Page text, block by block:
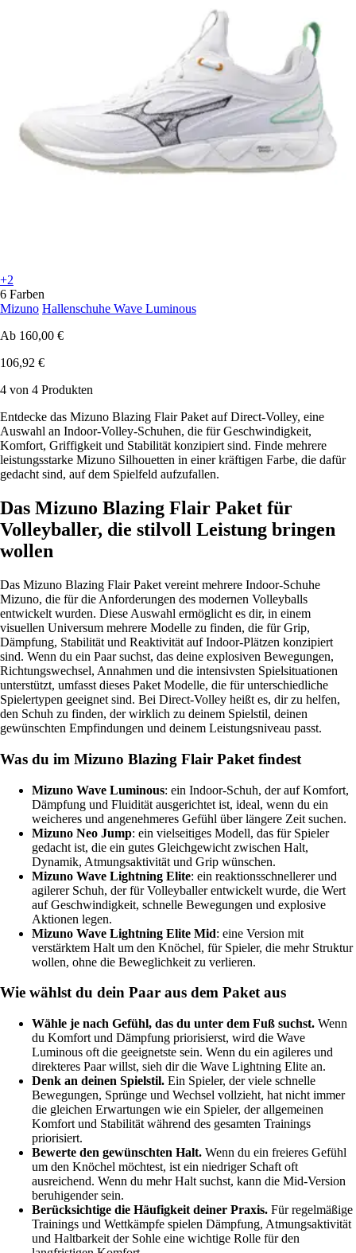
+2
6 Farben
Mizuno Hallenschuhe Wave Luminous
Ab 160,00 €
106,92 €
4 von 4 Produkten
Entdecke das Mizuno Blazing Flair Paket auf Direct-Volley, eine
Auswahl an Indoor-Volley-Schuhen, die für Geschwindigkeit,
Komfort, Griffigkeit und Stabilität konzipiert sind. Finde mehrere
leistungsstarke Mizuno Silhouetten in einer kräftigen Farbe, die dafür
gedacht sind, auf dem Spielfeld aufzufallen.
Das Mizuno Blazing Flair Paket für
Volleyballer, die stilvoll Leistung bringen
wollen
Das Mizuno Blazing Flair Paket vereint mehrere Indoor-Schuhe
Mizuno, die für die Anforderungen des modernen Volleyballs
entwickelt wurden. Diese Auswahl ermöglicht es dir, in einem
visuellen Universum mehrere Modelle zu finden, die für Grip,
Dämpfung, Stabilität und Reaktivität auf Indoor-Plätzen konzipiert
sind. Wenn du ein Paar suchst, das deine explosiven Bewegungen,
Richtungswechsel, Annahmen und die intensivsten Spielsituationen
unterstützt, umfasst dieses Paket Modelle, die für unterschiedliche
Spielertypen geeignet sind. Bei Direct-Volley heißt es, dir zu helfen,
den Schuh zu finden, der wirklich zu deinem Spielstil, deinen
gewünschten Empfindungen und deinem Leistungsniveau passt.
Was du im Mizuno Blazing Flair Paket findest
Mizuno Wave Luminous: ein Indoor-Schuh, der auf Komfort,
Dämpfung und Fluidität ausgerichtet ist, ideal, wenn du ein
weicheres und angenehmeres Gefühl über längere Zeit suchen.
Mizuno Neo Jump: ein vielseitiges Modell, das für Spieler
gedacht ist, die ein gutes Gleichgewicht zwischen Halt,
Dynamik, Atmungsaktivität und Grip wünschen.
Mizuno Wave Lightning Elite: ein reaktionsschnellerer und
agilerer Schuh, der für Volleyballer entwickelt wurde, die Wert
auf Geschwindigkeit, schnelle Bewegungen und explosive
Aktionen legen.
Mizuno Wave Lightning Elite Mid: eine Version mit
verstärktem Halt um den Knöchel, für Spieler, die mehr Struktur
wollen, ohne die Beweglichkeit zu verlieren.
Wie wählst du dein Paar aus dem Paket aus
Wähle je nach Gefühl, das du unter dem Fuß suchst. Wenn
du Komfort und Dämpfung priorisierst, wird die Wave
Luminous oft die geeignetste sein. Wenn du ein agileres und
direkteres Paar willst, sieh dir die Wave Lightning Elite an.
Denk an deinen Spielstil. Ein Spieler, der viele schnelle
Bewegungen, Sprünge und Wechsel vollzieht, hat nicht immer
die gleichen Erwartungen wie ein Spieler, der allgemeinen
Komfort und Stabilität während des gesamten Trainings
priorisiert.
Bewerte den gewünschten Halt. Wenn du ein freieres Gefühl
um den Knöchel möchtest, ist ein niedriger Schaft oft
ausreichend. Wenn du mehr Halt suchst, kann die Mid-Version
beruhigender sein.
Berücksichtige die Häufigkeit deiner Praxis. Für regelmäßige
Trainings und Wettkämpfe spielen Dämpfung, Atmungsaktivität
und Haltbarkeit der Sohle eine wichtige Rolle für den